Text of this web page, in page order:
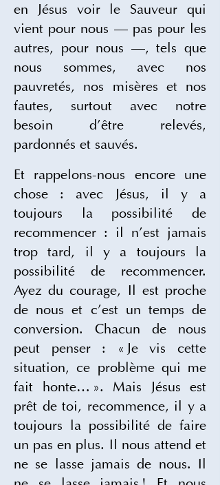
en Jésus voir le Sauveur qui
vient pour nous — pas pour les
autres, pour nous —, tels que
nous sommes, avec nos
pauvretés, nos misères et nos
fautes, surtout avec notre
besoin d’être relevés,
pardonnés et sauvés.
Et rappelons-nous encore une
chose : avec Jésus, il y a
toujours la possibilité de
recommencer : il n’est jamais
trop tard, il y a toujours la
possibilité de recommencer.
Ayez du courage, Il est proche
de nous et c’est un temps de
conversion. Chacun de nous
peut penser : « Je vis cette
situation, ce problème qui me
fait honte… ». Mais Jésus est
prêt de toi, recommence, il y a
toujours la possibilité de faire
un pas en plus. Il nous attend et
ne se lasse jamais de nous. Il